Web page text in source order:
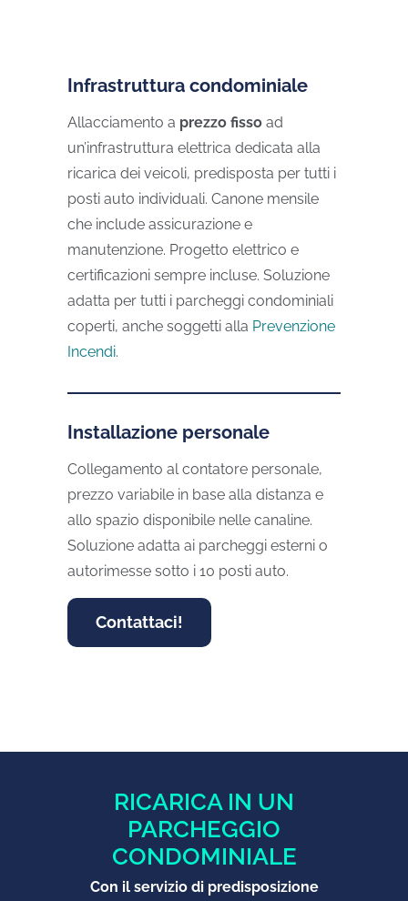
Infrastruttura condominiale
Allacciamento a prezzo fisso ad
un’infrastruttura elettrica dedicata alla
ricarica dei veicoli, predisposta per tutti i
posti auto individuali. Canone mensile
che include assicurazione e
manutenzione. Progetto elettrico e
certificazioni sempre incluse. Soluzione
adatta per tutti i parcheggi condominiali
coperti, anche soggetti alla Prevenzione
Incendi.
Installazione personale
Collegamento al contatore personale,
prezzo variabile in base alla distanza e
allo spazio disponibile nelle canaline.
Soluzione adatta ai parcheggi esterni o
autorimesse sotto i 10 posti auto.
Contattaci!
RICARICA IN UN
PARCHEGGIO
CONDOMINIALE
Con il servizio di predisposizione